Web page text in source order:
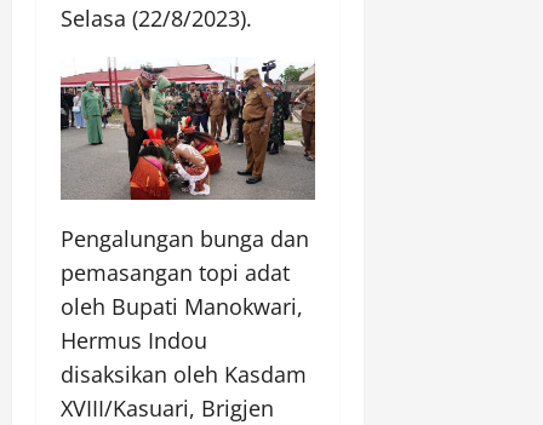
Selasa (22/8/2023).
Pengalungan bunga dan
pemasangan topi adat
oleh Bupati Manokwari,
Hermus Indou
disaksikan oleh Kasdam
XVIII/Kasuari, Brigjen